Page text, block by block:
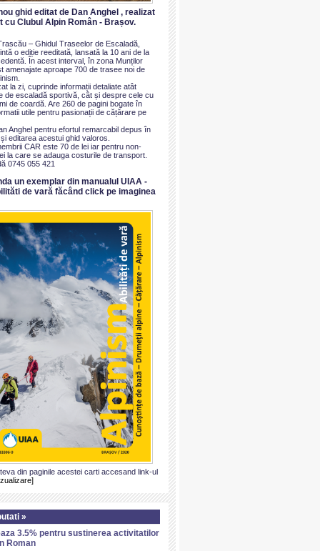
ghid editat de Dan Anghel , realizat
cu Clubul Alpin Român - Brașov.
– Ghidul Traseelor de Escaladă,
o ediție reeditată, lansată la 10 ani de la
În acest interval, în zona Munților
amenajate aproape 700 de trasee noi de
la zi, cuprinde informații detaliate atât
de escaladă sportivă, cât și despre cele cu
de coardă. Are 260 de pagini bogate în
utile pentru pasionații de cățărare pe
Anghel pentru efortul remarcabil depus în
editarea acestui ghid valoros.
CAR este 70 de lei iar pentru non-
la care se adauga costurile de transport.
0745 055 421
un exemplar din manualul UIAA -
de vară făcând click pe imaginea
din paginile acestei carti accesand link-ul
»
3.5% pentru sustinerea activitatilor
Roman